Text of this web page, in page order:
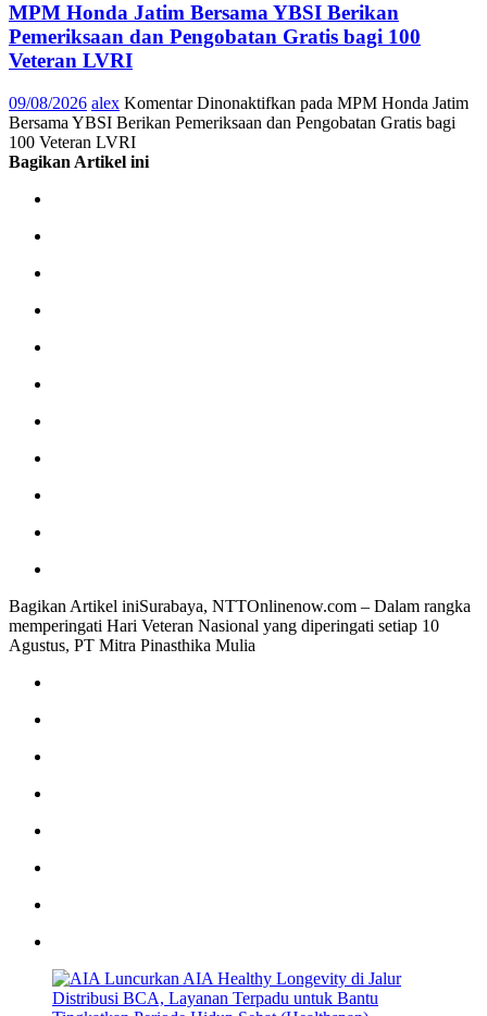
MPM Honda Jatim Bersama YBSI Berikan
Pemeriksaan dan Pengobatan Gratis bagi 100
Veteran LVRI
09/08/2026 alex Komentar Dinonaktifkan pada MPM Honda Jatim
Bersama YBSI Berikan Pemeriksaan dan Pengobatan Gratis bagi
100 Veteran LVRI
Bagikan Artikel ini
Bagikan Artikel iniSurabaya, NTTOnlinenow.com – Dalam rangka
memperingati Hari Veteran Nasional yang diperingati setiap 10
Agustus, PT Mitra Pinasthika Mulia